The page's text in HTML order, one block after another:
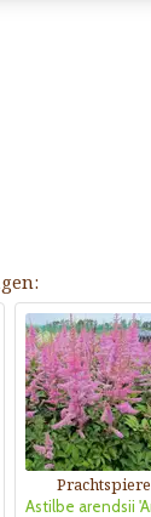
Prachtspiere